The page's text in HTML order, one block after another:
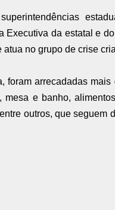
Executiva da estatal e
no grupo de crise
foram arrecadadas
mesa e banho,
outros, que